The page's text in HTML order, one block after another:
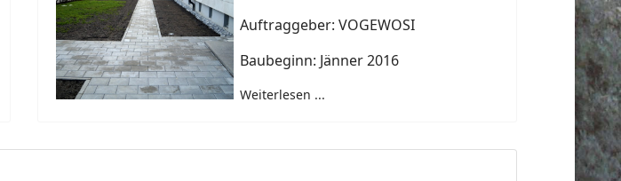
Auftraggeber: VOGEWOSI
Baubeginn: Jänner 2016
Weiterlesen ...